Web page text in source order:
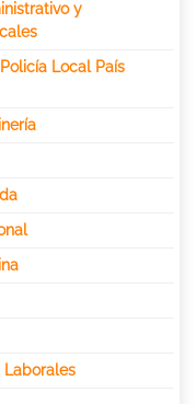
y
Local País
Laborales